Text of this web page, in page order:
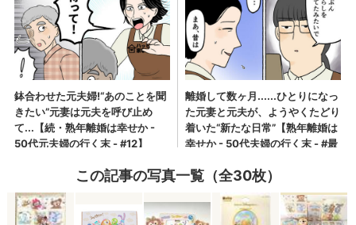
この記事の写真一覧（全30枚）